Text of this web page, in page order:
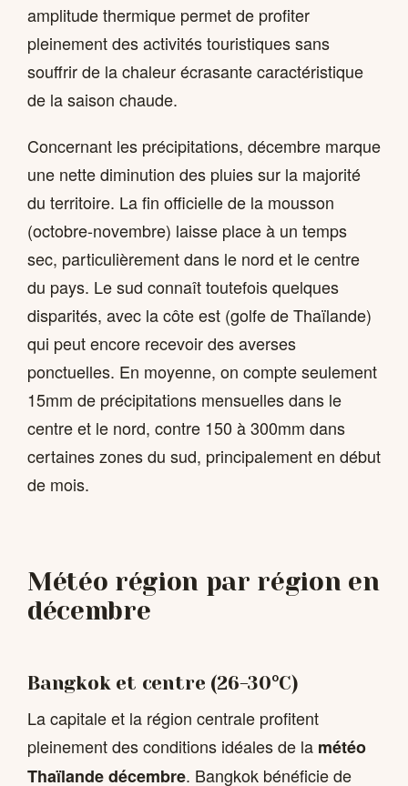
amplitude thermique permet de profiter
pleinement des activités touristiques sans
souffrir de la chaleur écrasante caractéristique
de la saison chaude.
Concernant les précipitations, décembre marque
une nette diminution des pluies sur la majorité
du territoire. La fin officielle de la mousson
(octobre-novembre) laisse place à un temps
sec, particulièrement dans le nord et le centre
du pays. Le sud connaît toutefois quelques
disparités, avec la côte est (golfe de Thaïlande)
qui peut encore recevoir des averses
ponctuelles. En moyenne, on compte seulement
15mm de précipitations mensuelles dans le
centre et le nord, contre 150 à 300mm dans
certaines zones du sud, principalement en début
de mois.
Météo région par région en
décembre
Bangkok et centre (26-30°C)
La capitale et la région centrale profitent
pleinement des conditions idéales de la météo
Thaïlande décembre. Bangkok bénéficie de